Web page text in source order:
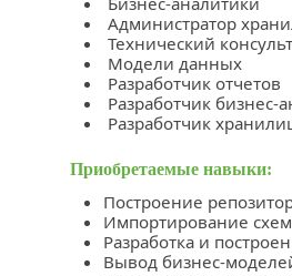
Администратор
Технический
Модели данных
Разработчик отчетов
Разработчик бизнес-
Разработчик
Приобретаемые навыки:
Построение
Импортирование схем
Разработка и
Вывод бизнес-